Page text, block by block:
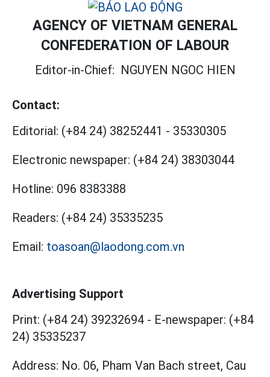
AGENCY OF VIETNAM GENERAL
CONFEDERATION OF LABOUR
Editor-in-Chief: NGUYEN NGOC HIEN
Contact:
Editorial: (+84 24) 38252441 - 35330305
Electronic newspaper: (+84 24) 38303044
Hotline: 096 8383388
Readers: (+84 24) 35335235
Email: toasoan@laodong.com.vn
Advertising Support
Print: (+84 24) 39232694 - E-newspaper: (+84
24) 35335237
Address: No. 06, Pham Van Bach street, Cau